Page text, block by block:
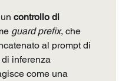
un controllo di
guard prefix, che
al prompt di
inferenza
come una